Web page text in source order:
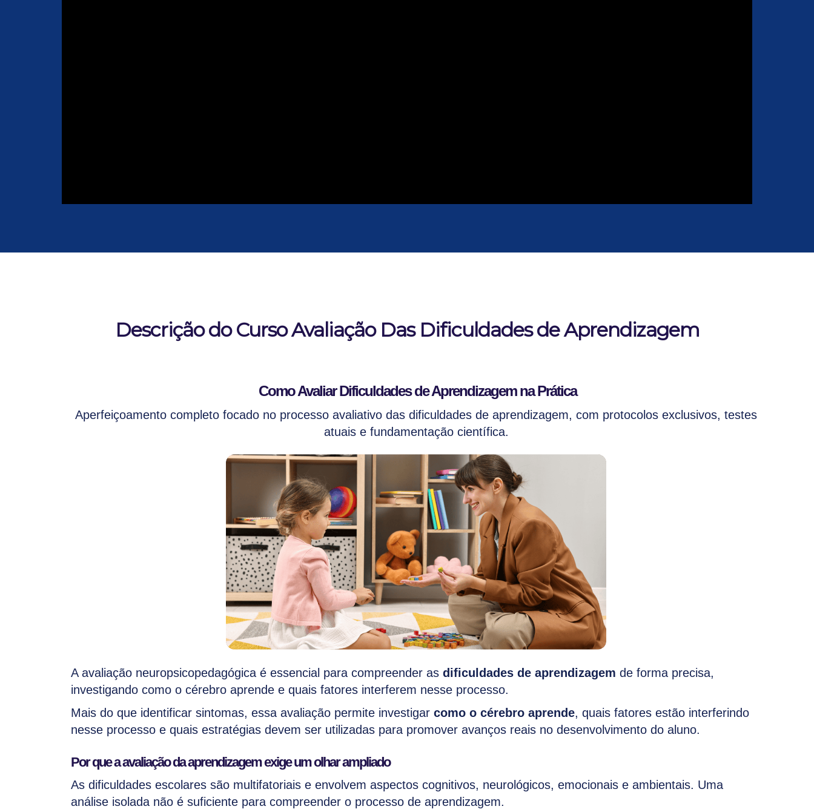
Descrição do Curso Avaliação Das Dificuldades de Aprendizagem
Como Avaliar Dificuldades de Aprendizagem na Prática
Aperfeiçoamento completo focado no processo avaliativo das dificuldades de aprendizagem, com protocolos exclusivos, testes
atuais e fundamentação científica.
A avaliação neuropsicopedagógica é essencial para compreender as dificuldades de aprendizagem de forma precisa,
investigando como o cérebro aprende e quais fatores interferem nesse processo.
Mais do que identificar sintomas, essa avaliação permite investigar como o cérebro aprende, quais fatores estão interferindo
nesse processo e quais estratégias devem ser utilizadas para promover avanços reais no desenvolvimento do aluno.
Por que a avaliação da aprendizagem exige um olhar ampliado
As dificuldades escolares são multifatoriais e envolvem aspectos cognitivos, neurológicos, emocionais e ambientais. Uma
análise isolada não é suficiente para compreender o processo de aprendizagem.